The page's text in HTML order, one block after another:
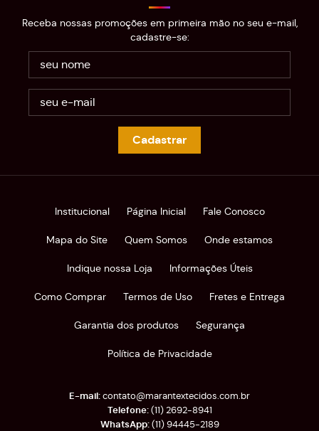
Receba nossas promoções em primeira mão no seu e-mail,
cadastre-se:
Cadastrar
Institucional Página Inicial Fale Conosco
Mapa do Site Quem Somos Onde estamos
Indique nossa Loja Informações Úteis
Como Comprar Termos de Uso Fretes e Entrega
Garantia dos produtos Segurança
Política de Privacidade
(11)2692-8941
(11)94445-2189
contato@marantextecidos.com.br